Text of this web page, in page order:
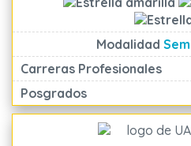
Modalidad
Carreras Profesionales
Posgrados